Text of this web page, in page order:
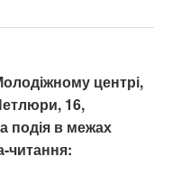
центрі,
16,
подія в межах
читання: